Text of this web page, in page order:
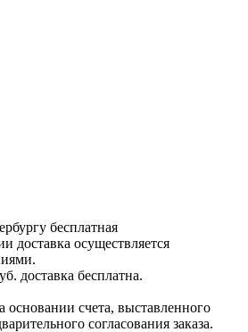
бесплатная
доставка осуществляется
доставка бесплатна.
основании счета, выставленного
согласования заказа.